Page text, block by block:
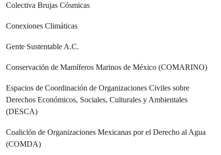
Colectiva Brujas Cósmicas
Conexiones Climáticas
Gente Sustentable A.C.
Conservación de Mamíferos Marinos de México (COMARINO)
Espacios de Coordinación de Organizaciones Civiles sobre
Derechos Económicos, Sociales, Culturales y Ambientales
(DESCA)
Coalición de Organizaciones Mexicanas por el Derecho al Agua
(COMDA)